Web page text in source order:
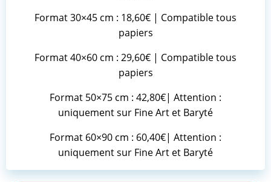
Format 30×45 cm : 18,60€ | Compatible tous
papiers
Format 40×60 cm : 29,60€ | Compatible tous
papiers
Format 50×75 cm : 42,80€| Attention :
uniquement sur Fine Art et Baryté
Format 60×90 cm : 60,40€| Attention :
uniquement sur Fine Art et Baryté